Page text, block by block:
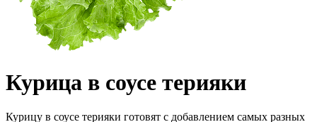
Курица в соусе терияки
Курицу в соусе терияки готовят с добавлением самых разных